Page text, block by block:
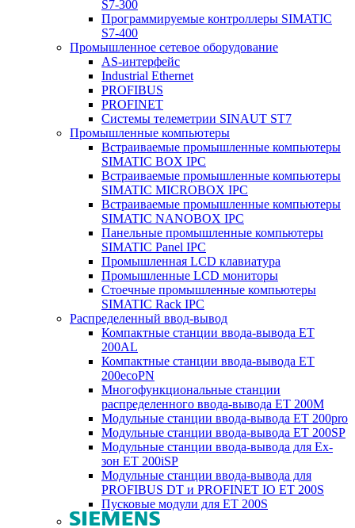
S7-300
Программируемые контроллеры SIMATIC
S7-400
Промышленное сетевое оборудование
AS-интерфейс
Industrial Ethernet
PROFIBUS
PROFINET
Системы телеметрии SINAUT ST7
Промышленные компьютеры
Встраиваемые промышленные компьютеры
SIMATIC BOX IPC
Встраиваемые промышленные компьютеры
SIMATIC MICROBOX IPC
Встраиваемые промышленные компьютеры
SIMATIC NANOBOX IPC
Панельные промышленные компьютеры
SIMATIC Panel IPC
Промышленная LCD клавиатура
Промышленные LCD мониторы
Стоечные промышленные компьютеры
SIMATIC Rack IPC
Распределенный ввод-вывод
Компактные станции ввода-вывода ET
200AL
Компактные станции ввода-вывода ET
200ecoPN
Многофункциональные станции
распределенного ввода-вывода ET 200M
Модульные станции ввода-вывода ET 200pro
Модульные станции ввода-вывода ET 200SP
Модульные станции ввода-вывода для Ex-
зон ET 200iSP
Модульные станции ввода-вывода для
PROFIBUS DT и PROFINET IO ET 200S
Пусковые модули для ET 200S